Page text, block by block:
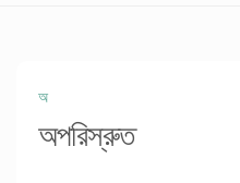
অ
অপরিস্রুত